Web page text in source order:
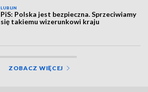
LUBLIN
PiS: Polska jest bezpieczna. Sprzeciwiamy
się takiemu wizerunkowi kraju
ZOBACZ WIĘCEJ